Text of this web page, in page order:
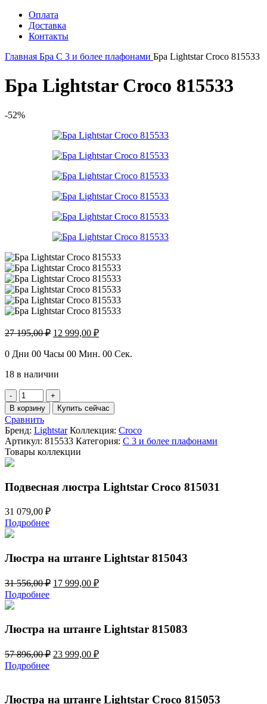
Оплата
Доставка
Контакты
Главная Бра С 3 и более плафонами Бра Lightstar Croco 815533
Бра Lightstar Croco 815533
-52%
27 195,00₽ Первоначальная
составляла
195,00 ₽.
12 999,00 ₽Текущая
12
0 Дни 00 Часы 00 Мин. 00 Сек.
18 в наличии
Количество
товара
Бра
Lightstar
Croco
815533
В корзину Купить сейчас
Сравнить
Бренд: Lightstar Коллекция: Croco
Артикул: 815533 Категория: С 3 и более плафонами
Товары коллекции
Подвесная люстра Lightstar Croco 815031
31 079,00 ₽
Подробнее
Люстра на штанге Lightstar 815043
31 556,00₽ Первоначальная
556,00 ₽.
17 999,00 ₽Текущая
Подробнее
Люстра на штанге Lightstar 815083
57 896,00₽ Первоначальная
896,00 ₽.
23 999,00 ₽Текущая
Подробнее
Люстра на штанге Lightstar Croco 815053